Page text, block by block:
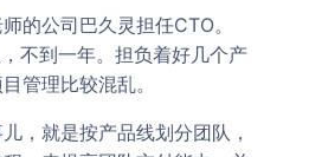
的公司巴久灵担任CTO。
不到一年。担负着好几个产
管理比较混乱。
，就是按产品线划分团队，